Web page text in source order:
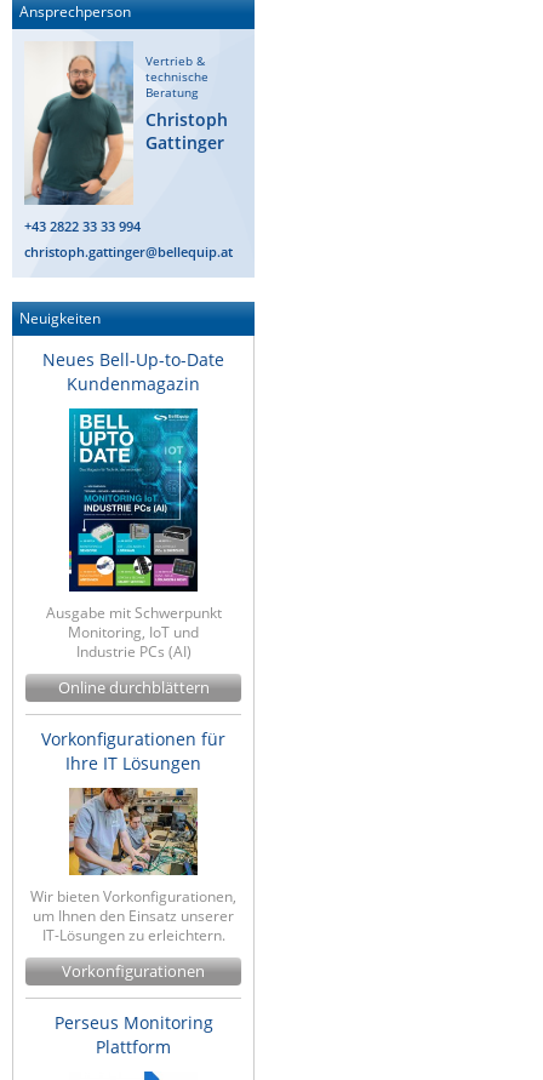
Ansprechperson
Vertrieb &
technische
Beratung
Christoph
Gattinger
+43 2822 33 33 994
christoph.gattinger@bellequip.at
Neuigkeiten
Neues Bell-Up-to-Date
Kundenmagazin
Ausgabe mit Schwerpunkt
Monitoring, IoT und
Industrie PCs (AI)
Online durchblättern
Vorkonfigurationen für
Ihre IT Lösungen
Wir bieten Vorkonfigurationen,
um Ihnen den Einsatz unserer
IT-Lösungen zu erleichtern.
Vorkonfigurationen
Perseus Monitoring
Plattform